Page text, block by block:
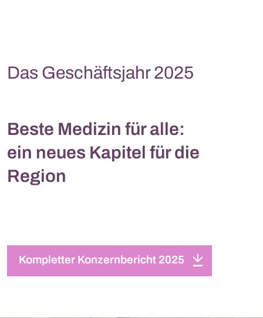
Das Geschäftsjahr 2025
Beste Medizin für alle:
ein neues Kapitel für die
Region
Kompletter Konzernbericht 2025